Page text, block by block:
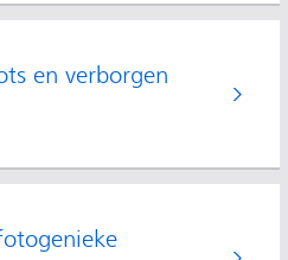
en verborgen